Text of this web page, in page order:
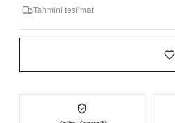
Tahmini teslimat